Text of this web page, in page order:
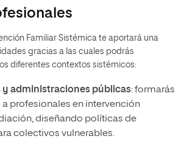
Familiar Sistémica te aportará una
gracias a las cuales podrás
diferentes contextos sistémicos:
y administraciones públicas: formarás
profesionales en intervención
diseñando políticas de
colectivos vulnerables.